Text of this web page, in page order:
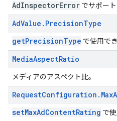
AdInspectorError でサポー
AdValue . PrecisionType
getPrecisionType で使用で
MediaAspectRatio
メディアのアスペクト比。
RequestConfiguration . Max
setMaxAdContentRating で